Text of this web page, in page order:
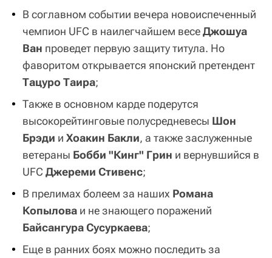
В соглавном событии вечера новоиспеченный
чемпион UFC в наилегчайшем весеДжошуа
Ван проведет первую защиту титула. Но
фаворитом открывается японский претендент
Тацуро Таира;
Также в основном карде подерутся
высокорейтинговые полусредневесы Шон
Брэди и Хоакин Бакли, а также заслуженные
ветераны Бобби "Кинг" Грин и вернувшийся в
UFC Джереми Стивенс;
В прелимах болеем за наших Романа
Копылова и не знающего поражений
Байсангура Сусуркаева;
Еще в ранних боях можно последить за